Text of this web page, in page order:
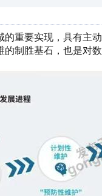
重要实现，具有主
制胜基石，也是对